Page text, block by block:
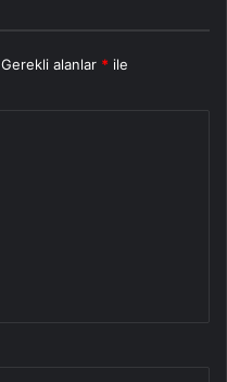
Gerekli alanlar * ile